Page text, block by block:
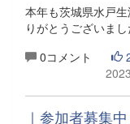
本年も茨城県水戸
りがとうございまし
0コメント
｜参加者募集